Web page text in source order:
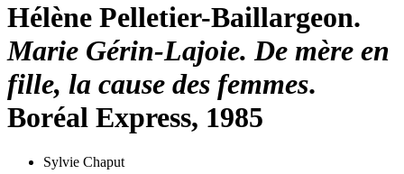
Hélène Pelletier-Baillargeon.
Marie Gérin-Lajoie. De mère en
fille, la cause des femmes.
Boréal Express, 1985
Sylvie Chaput